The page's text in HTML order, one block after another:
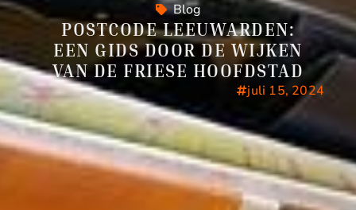
Blog
POSTCODE LEEUWARDEN:
EEN GIDS DOOR DE WIJKEN
VAN DE FRIESE HOOFDSTAD
juli 15, 2024